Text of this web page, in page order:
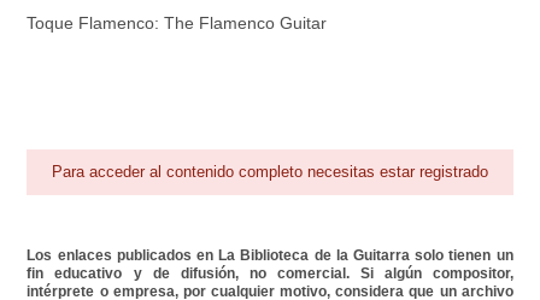
Toque Flamenco: The Flamenco Guitar
Para acceder al contenido completo necesitas estar registrado
Los enlaces publicados en La Biblioteca de la Guitarra solo tienen un
fin educativo y de difusión, no comercial. Si algún compositor,
intérprete o empresa, por cualquier motivo, considera que un archivo